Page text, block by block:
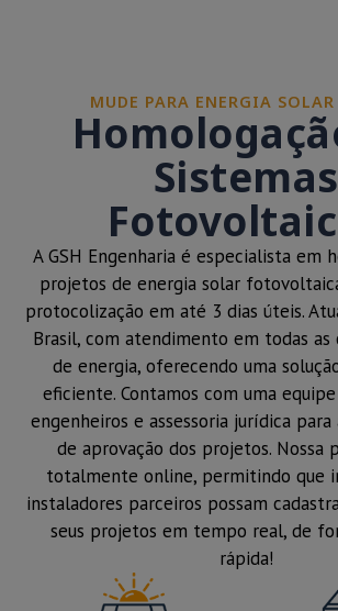
MUDE PARA ENERGIA
Sistemas
A GSH Engenharia é especialista em
projetos de energia solar
protocolização em até 3 dias úteis.
Brasil, com atendimento em todas as
de energia, oferecendo uma
eficiente. Contamos com uma
engenheiros e assessoria jurídica para
de aprovação dos projetos. Nossa
totalmente online, permitindo que
instaladores parceiros possam
seus projetos em tempo real, de
rápida!